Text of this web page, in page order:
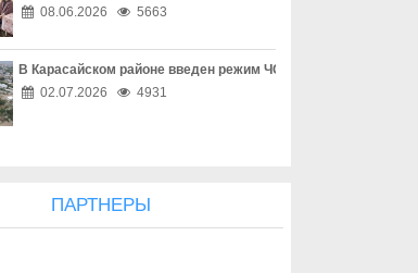
Ремень безопасности – простое решение, которое спасает
Телефон подождет
08.06.2026
5663
В Карасайском районе введен режим ЧС местного масштаба
02.07.2026
4931
ПАРТНЕРЫ